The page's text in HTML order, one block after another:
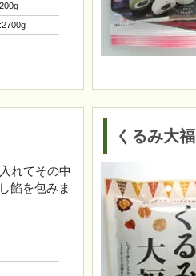
れてその中
餡を包みま
くるみ大福